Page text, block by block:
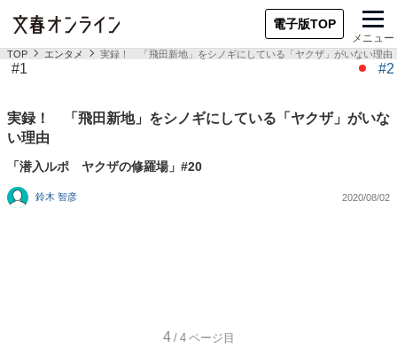
電子版TOP
メニュー
TOP エンタメ 実録！ 「飛田新地」をシノギにしている「ヤクザ」がいない理由
#1 #2
実録！ 「飛田新地」をシノギにしている「ヤクザ」がいな
い理由
「潜入ルポ ヤクザの修羅場」#20
鈴木 智彦 2020/08/02
4 /4 ページ目